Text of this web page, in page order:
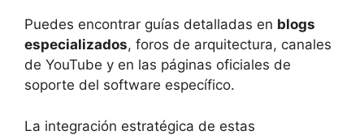
Puedes encontrar guías detalladas en blogs
especializados, foros de arquitectura, canales
de YouTube y en las páginas oficiales de
soporte del software específico.
La integración estratégica de estas